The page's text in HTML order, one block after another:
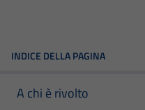
INDICE DELLA PAGINA
A chi è rivolto